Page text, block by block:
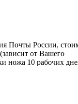
Почты России,
от Вашего
ножа 10 рабочих